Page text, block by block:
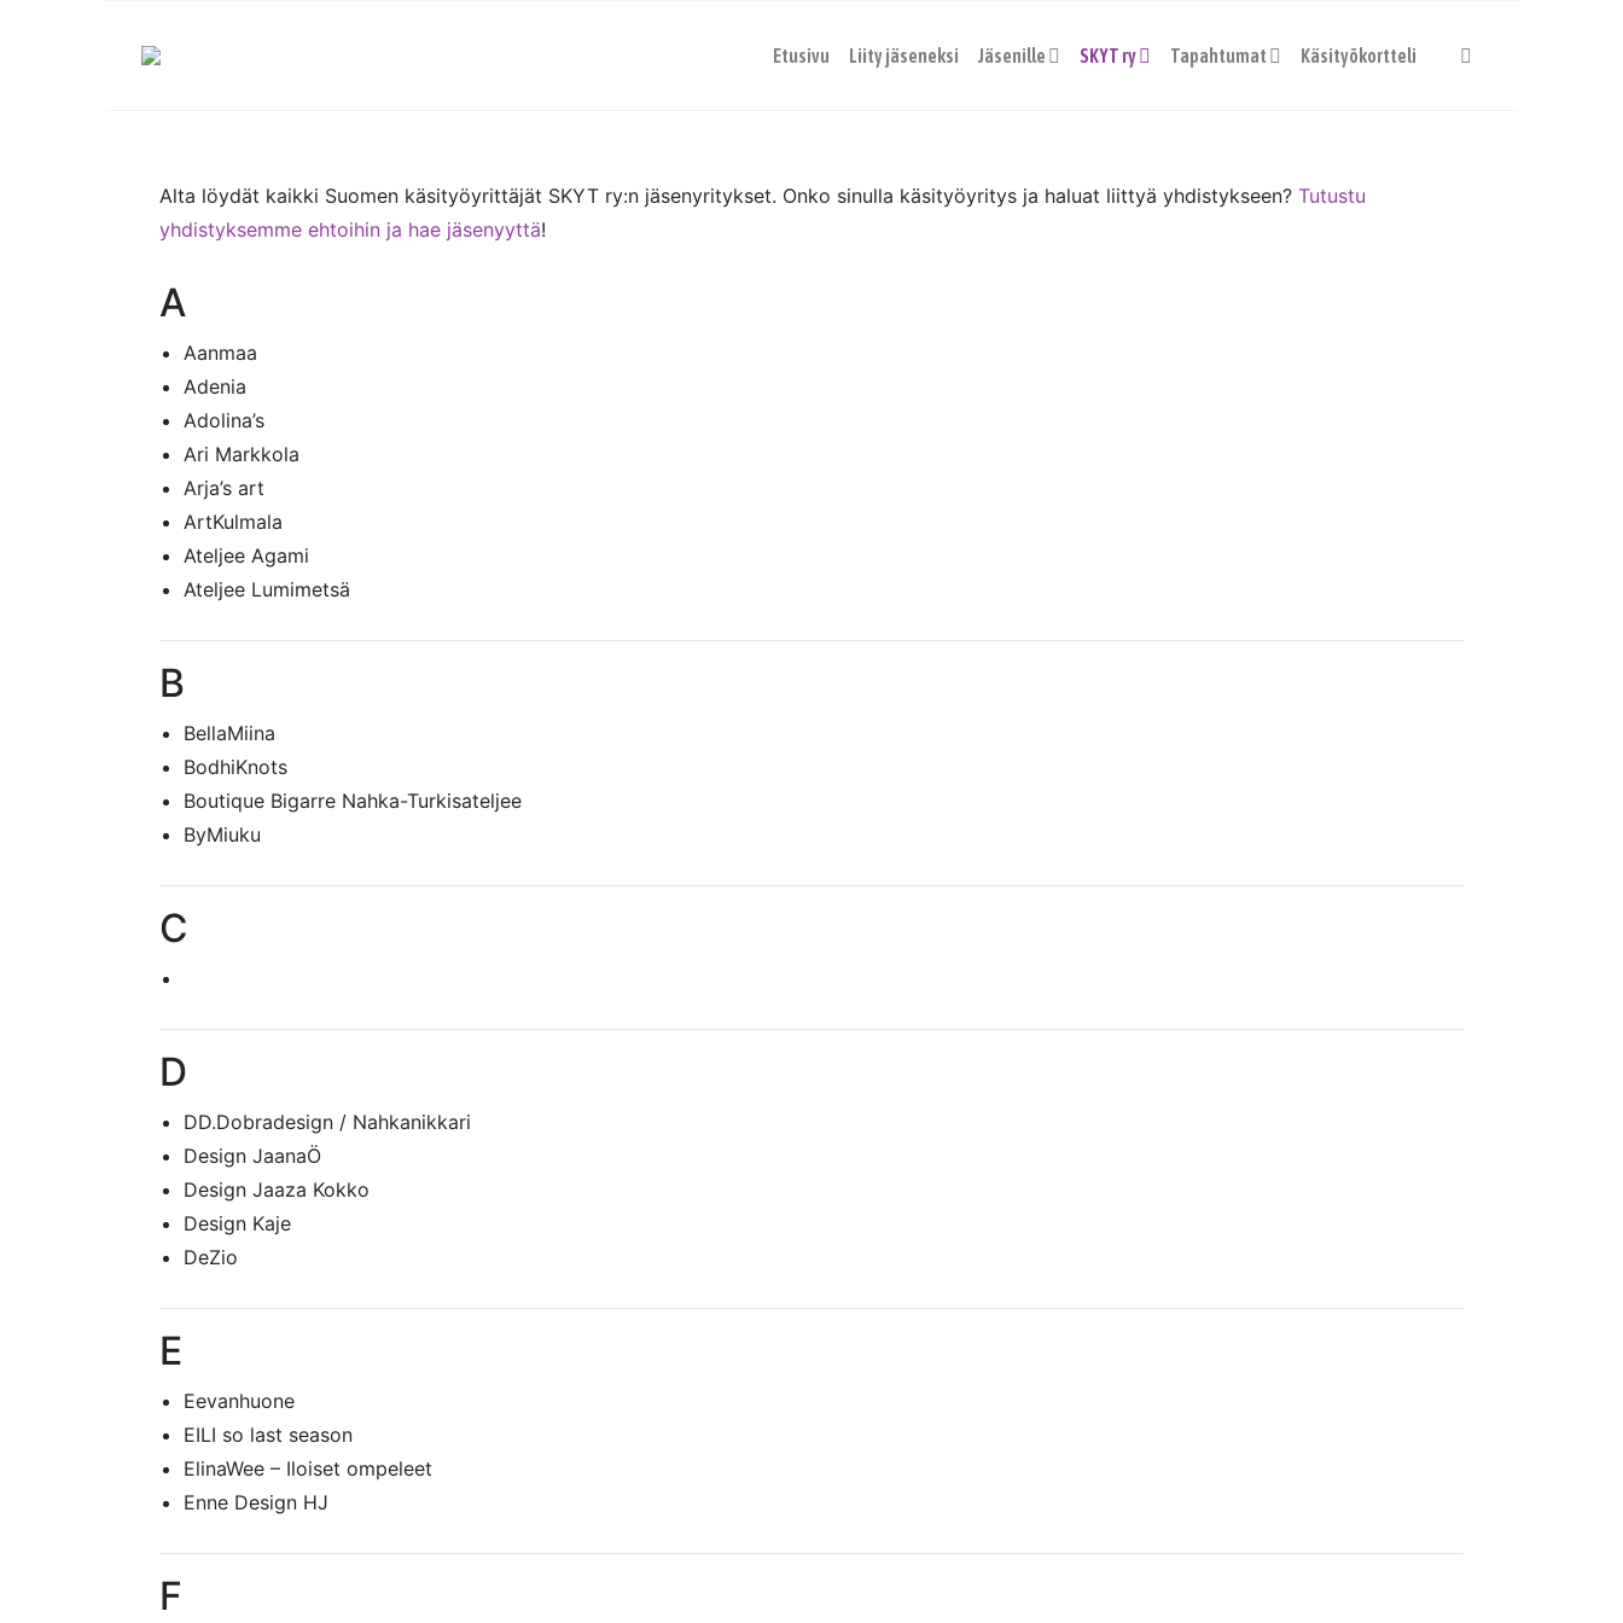
Etusivu Liity jäseneksi Jäsenille SKYT ry Tapahtumat Käsityökortteli
Alta löydät kaikki Suomen käsityöyrittäjät SKYT ry:n jäsenyritykset. Onko sinulla käsityöyritys ja haluat liittyä yhdistykseen? Tutustu
yhdistyksemme ehtoihin ja hae jäsenyyttä!
A
Aanmaa
Adenia
Adolina’s
Ari Markkola
Arja’s art
ArtKulmala
Ateljee Agami
Ateljee Lumimetsä
B
BellaMiina
BodhiKnots
Boutique Bigarre Nahka-Turkisateljee
ByMiuku
C
D
DD.Dobradesign / Nahkanikkari
Design JaanaÖ
Design Jaaza Kokko
Design Kaje
DeZio
E
Eevanhuone
EILI so last season
ElinaWee – Iloiset ompeleet
Enne Design HJ
F